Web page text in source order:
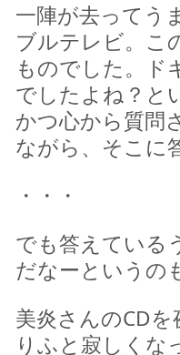
一陣が去ってう
ブルテレビ。こ
ものでした。ド
でしたよね？と
かつ心から質問
ながら、そこに
・・・
でも答えている
だなーというの
美炎さんのCD
りふと寂しくな